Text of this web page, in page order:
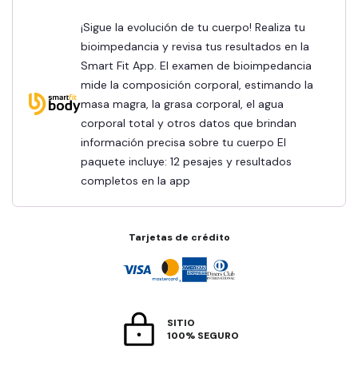
¡Sigue la evolución de tu cuerpo! Realiza tu
bioimpedancia y revisa tus resultados en la
Smart Fit App. El examen de bioimpedancia
mide la composición corporal, estimando la
masa magra, la grasa corporal, el agua
corporal total y otros datos que brindan
información precisa sobre tu cuerpo El
paquete incluye: 12 pesajes y resultados
completos en la app
Tarjetas de crédito
SITIO
100% SEGURO